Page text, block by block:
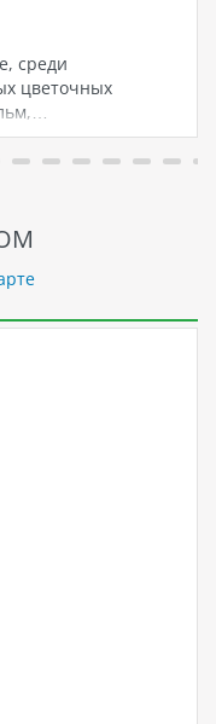
среди
цветочных